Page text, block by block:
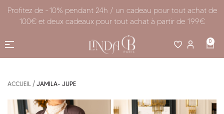
Profitez de -10% pendant 24h / un cadeau pour tout achat de
100€ et deux cadeaux pour tout achat à partir de 199€
0
ACCUEIL / JAMILA- JUPE